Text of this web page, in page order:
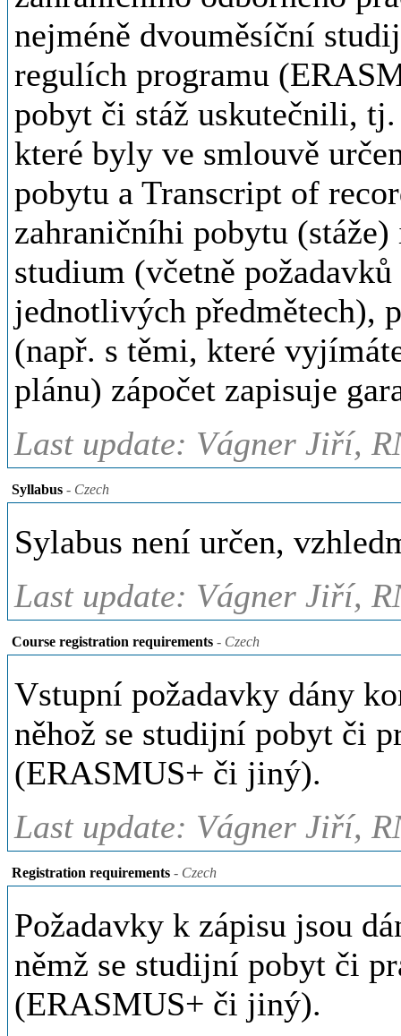
nejméně dvouměsíční
regulích programu
pobyt či stáž uskutečnili,
které byly ve smlouvě
pobytu a Transcript of
zahraničníhi pobytu
studium (včetně
jednotlivých předmětech),
(např. s těmi, které
plánu) zápočet zapisuje
Last update: Vágner Jiří,
Syllabus - Czech
Sylabus není určen,
Last update: Vágner Jiří,
Course registration requirements - Czech
Vstupní požadavky dány
něhož se studijní pobyt či
(ERASMUS+ či jiný).
Last update: Vágner Jiří,
Registration requirements - Czech
Požadavky k zápisu jsou
němž se studijní pobyt či
(ERASMUS+ či jiný).